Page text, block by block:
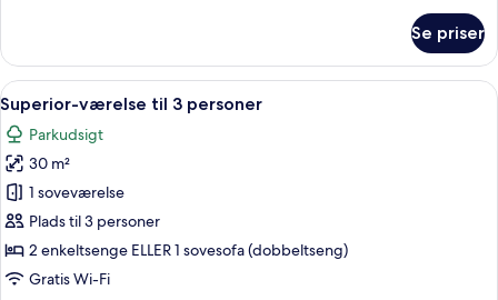
værelse
til
3
personer
balkon
Se priser
Indlæs
alle
billeder
af
Superior-
værelse
til
3
Et moderne hotelværelse med en
5
Superior-værelse til 3 personer
Parkudsigt
30 m²
1 soveværelse
Plads til 3 personer
2 enkeltsenge ELLER 1 sovesofa (dobbeltseng)
Gratis Wi-Fi